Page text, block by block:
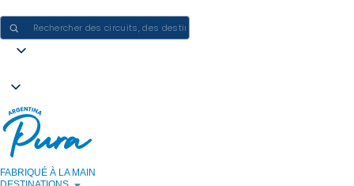
FABRIQUÉ À LA MAIN